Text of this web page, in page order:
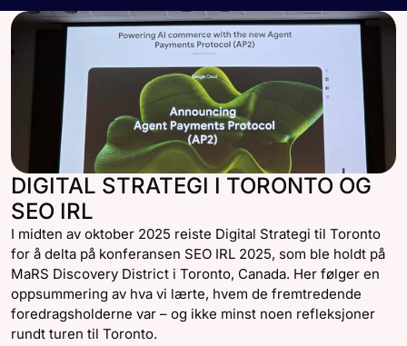
DIGITAL STRATEGI I TORONTO OG
SEO IRL
I midten av oktober 2025 reiste Digital Strategi til Toronto
for å delta på konferansen SEO IRL 2025, som ble holdt på
MaRS Discovery District i Toronto, Canada. Her følger en
oppsummering av hva vi lærte, hvem de fremtredende
foredragsholderne var – og ikke minst noen refleksjoner
rundt turen til Toronto.